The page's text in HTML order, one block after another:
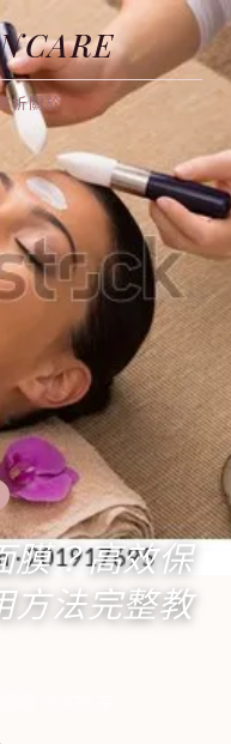
析關於
膜？高效保
方法完整教